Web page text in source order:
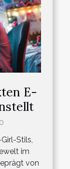
E-
Stils,
im
von